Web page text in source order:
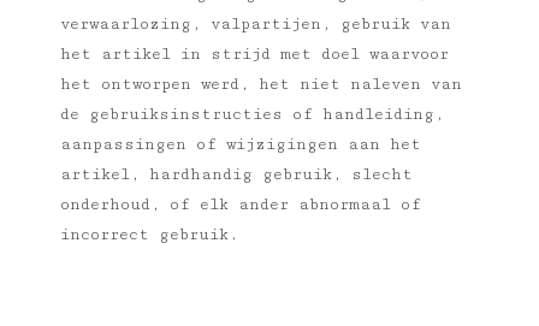
verwaarlozing, valpartijen, gebruik van
het artikel in strijd met doel waarvoor
het ontworpen werd, het niet naleven van
de gebruiksinstructies of handleiding,
aanpassingen of wijzigingen aan het
artikel, hardhandig gebruik, slecht
onderhoud, of elk ander abnormaal of
incorrect gebruik.